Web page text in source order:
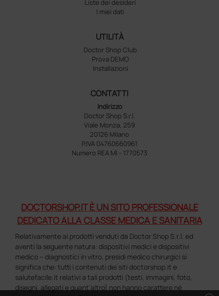
Liste dei desideri
I miei dati
UTILITÀ
Doctor Shop Club
Prova DEMO
Installazioni
CONTATTI
Indirizzo
Doctor Shop S.r.l.
Viale Monza, 259
20126 Milano
P.IVA 04760660961
Numero REA MI - 1770573
DOCTORSHOP.IT È UN SITO PROFESSIONALE
DEDICATO ALLA CLASSE MEDICA E SANITARIA
Relativamente ai prodotti venduti da Doctor Shop S.r.l. ed
aventi la seguente natura: dispositivi medici e dispositivi
medico – diagnostici in vitro, presidi medico chirurgici si
significa che: tutti i contenuti dei siti doctorshop.it e
salutefacile.it relativi a tali prodotti (testi, immagini, foto,
disegni, allegati e quant’altro) non hanno carattere né